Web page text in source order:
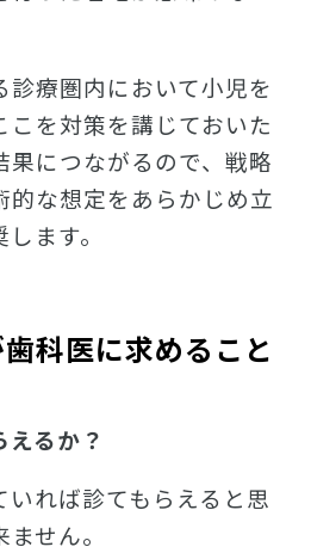
診療圏内において小児を
を対策を講じておいた
果につながるので、戦略
的な想定をあらかじめ立
ます。
科医に求めること
えるか？
れば診てもらえると思
せん。